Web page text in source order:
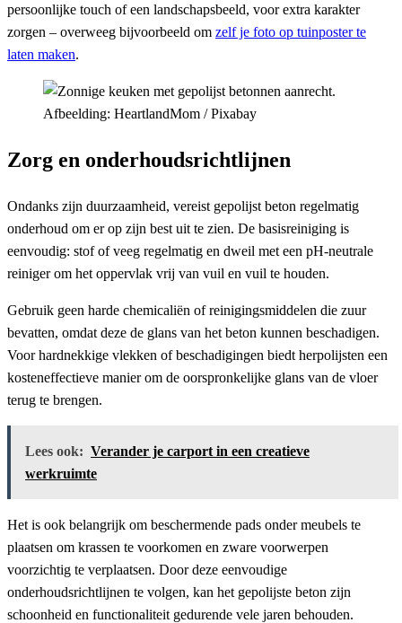
persoonlijke touch of een landschapsbeeld, voor extra karakter
zorgen – overweeg bijvoorbeeld om zelf je foto op tuinposter te
laten maken.
Afbeelding: HeartlandMom / Pixabay
Zorg en onderhoudsrichtlijnen
Ondanks zijn duurzaamheid, vereist gepolijst beton regelmatig
onderhoud om er op zijn best uit te zien. De basisreiniging is
eenvoudig: stof of veeg regelmatig en dweil met een pH-neutrale
reiniger om het oppervlak vrij van vuil en vuil te houden.
Gebruik geen harde chemicaliën of reinigingsmiddelen die zuur
bevatten, omdat deze de glans van het beton kunnen beschadigen.
Voor hardnekkige vlekken of beschadigingen biedt herpolijsten een
kosteneffectieve manier om de oorspronkelijke glans van de vloer
terug te brengen.
Lees ook: Verander je carport in een creatieve
werkruimte
Het is ook belangrijk om beschermende pads onder meubels te
plaatsen om krassen te voorkomen en zware voorwerpen
voorzichtig te verplaatsen. Door deze eenvoudige
onderhoudsrichtlijnen te volgen, kan het gepolijste beton zijn
schoonheid en functionaliteit gedurende vele jaren behouden.